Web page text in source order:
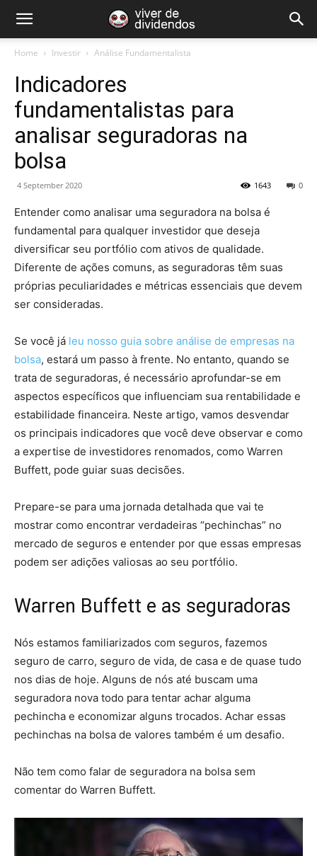
Home Investir Análise Fundamentalista
Indicadores
fundamentalistas para
analisar seguradoras na
bolsa
4 September 2020 0
1643
Entender como analisar uma seguradora na bolsa é
fundamental para qualquer investidor que deseja
diversificar seu portfólio com ativos de qualidade.
Diferente de ações comuns, as seguradoras têm suas
próprias peculiaridades e métricas essenciais que devem
ser consideradas.
Se você já leu nosso guia sobre análise de empresas na
bolsa, estará um passo à frente. No entanto, quando se
trata de seguradoras, é necessário aprofundar-se em
aspectos específicos que influenciam sua rentabilidade e
estabilidade financeira. Neste artigo, vamos desvendar
os principais indicadores que você deve observar e como
a expertise de investidores renomados, como Warren
Buffett, pode guiar suas decisões.
Prepare-se para uma jornada detalhada que vai te
mostrar como encontrar verdadeiras “pechinchas” no
mercado de seguros e entender por que essas empresas
podem ser adições valiosas ao seu portfólio.
Warren Buffett e as seguradoras
Nós estamos familiarizados com seguros, fazemos
seguro de carro, seguro de vida, de casa e de quase tudo
nos dias de hoje. Alguns de nós até buscam uma
seguradora nova todo para tentar achar alguma
pechincha e economizar alguns trocados. Achar essas
pechinchas na bolsa de valores também é um desafio.
Não tem como falar de seguradora na bolsa sem
comentar do Warren Buffett.